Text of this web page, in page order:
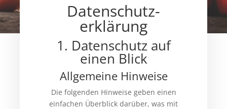
Datenschutz­
erklärung
1. Datenschutz auf
einen Blick
Allgemeine Hinweise
Die folgenden Hinweise geben einen
einfachen Überblick darüber, was mit